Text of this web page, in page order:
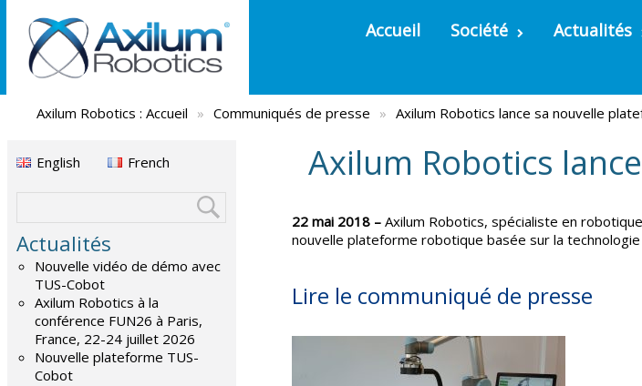
Accueil Société Actualités
Axilum Robotics :Accueil » Communiqués de presse » Axilum Robotics lance sa nouvelle
Axilum Robotics
English French
Actualités
Nouvelle vidéo de démo avec
TUS-Cobot
Axilum Robotics à la
conférence FUN26 à Paris,
France, 22-24 juillet 2026
Nouvelle plateforme TUS-
Cobot
22 mai 2018 –Axilum Robotics, spécialiste en
nouvelle plateforme robotique basée sur la
Lire le communiqué de presse